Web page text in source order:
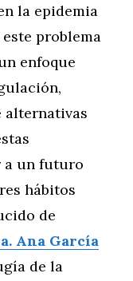
la epidemia
problema
enfoque
alternativas
a un futuro
hábitos
de
Ana García
de la